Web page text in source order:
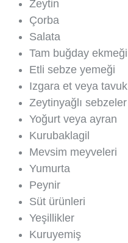
Zeytin
Çorba
Salata
Tam buğday ekmeği
Etli sebze yemeği
Izgara et veya tavuk
Zeytinyağlı sebzeler
Yoğurt veya ayran
Kurubaklagil
Mevsim meyveleri
Yumurta
Peynir
Süt ürünleri
Yeşillikler
Kuruyemiş